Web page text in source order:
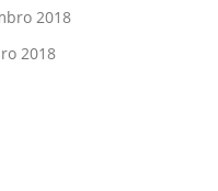
2018
2018